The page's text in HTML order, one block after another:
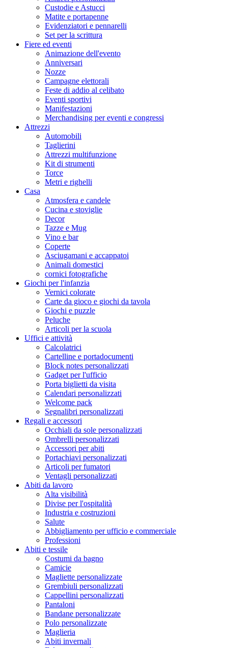
Custodie e Astucci
Matite e portapenne
Evidenziatori e pennarelli
Set per la scrittura
Fiere ed eventi
Animazione dell'evento
Anniversari
Nozze
Campagne elettorali
Feste di addio al celibato
Eventi sportivi
Manifestazioni
Merchandising per eventi e congressi
Attrezzi
Automobili
Taglierini
Attrezzi multifunzione
Kit di strumenti
Torce
Metri e righelli
Casa
Atmosfera e candele
Cucina e stoviglie
Decor
Tazze e Mug
Vino e bar
Coperte
Asciugamani e accappatoi
Animali domestici
cornici fotografiche
Giochi per l'infanzia
Vernici colorate
Carte da gioco e giochi da tavola
Giochi e puzzle
Peluche
Articoli per la scuola
Uffici e attività
Calcolatrici
Cartelline e portadocumenti
Block notes personalizzati
Gadget per l'ufficio
Porta biglietti da visita
Calendari personalizzati
Welcome pack
Segnalibri personalizzati
Regali e accessori
Occhiali da sole personalizzati
Ombrelli personalizzati
Accessori per abiti
Portachiavi personalizzati
Articoli per fumatori
Ventagli personalizzati
Abiti da lavoro
Alta visibilità
Divise per l'ospitalità
Industria e costruzioni
Salute
Abbigliamento per ufficio e commerciale
Professioni
Abiti e tessile
Costumi da bagno
Camicie
Magliette personalizzate
Grembiuli personalizzati
Cappellini personalizzati
Pantaloni
Bandane personalizzate
Polo personalizzate
Maglieria
Abiti invernali